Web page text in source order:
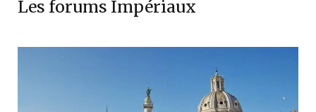
Les forums Impériaux